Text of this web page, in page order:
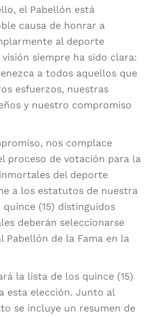
el Pabellón está
causa de honrar a
al deporte
siempre ha sido clara:
a todos aquellos que
esfuerzos, nuestras
y nuestro compromiso
nos complace
proceso de votación para la
del deporte
a los estatutos de nuestra
(15) distinguidos
deberán seleccionarse
Pabellón de la Fama en la
la lista de los quince (15)
esta elección. Junto al
se incluye un resumen de